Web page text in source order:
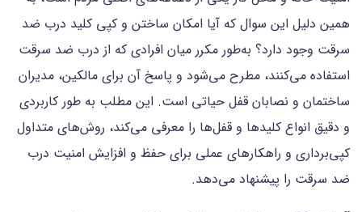
همین دلیل این سوال که آیا امکان ساختن و کپی کلید درب ضد
سرقت وجود دارد؟ به‌طور مکرر میان افرادی که از درب ضد سرقت
استفاده می‌کنند، مطرح می‌شود و پاسخ آن برای مالکین، مدیران
ساختمان و نصابان قفل حیاتی است. این مطلب به طور کاربردی
و دقیق انواع کلیدها و قفل‌ها را معرفی می‌کند، روش‌های متداول
کپی‌برداری و راهکارهای عملی برای حفظ و افزایش امنیت درب
ضد سرقت را پیشنهاد می‌دهد.